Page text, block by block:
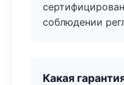
соблюдении
Какая